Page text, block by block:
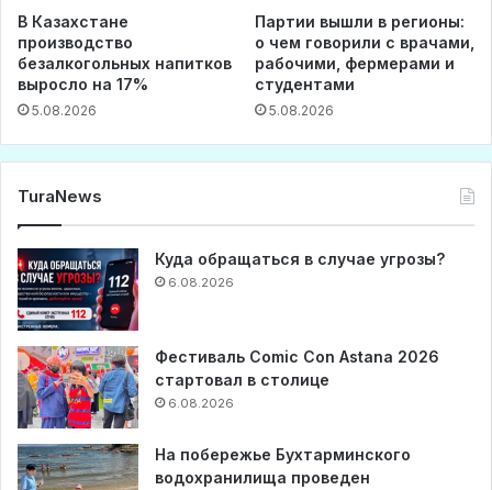
В Казахстане
производство
безалкогольных напитков
выросло на 17%
5.08.2026
Партии вышли в регионы:
о чем говорили с врачами,
рабочими, фермерами и
студентами
5.08.2026
TuraNews
Куда обращаться в случае угрозы?
6.08.2026
Фестиваль Comic Con Astana 2026
стартовал в столице
6.08.2026
На побережье Бухтарминского
водохранилища проведен